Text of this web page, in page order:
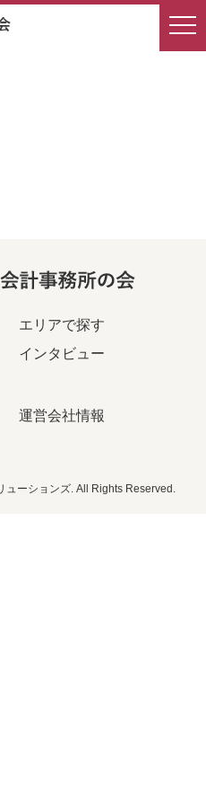
エリアで探す
インタビュー
運営会社情報
ーションズ. All Rights Reserved.